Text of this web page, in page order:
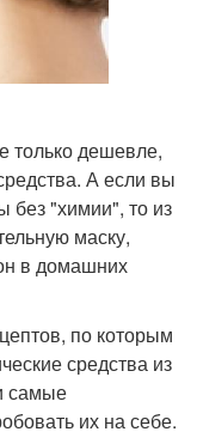
только дешевле,
А если вы
"химии", то из
маску,
в домашних
по которым
средства из
самые
их на себе.